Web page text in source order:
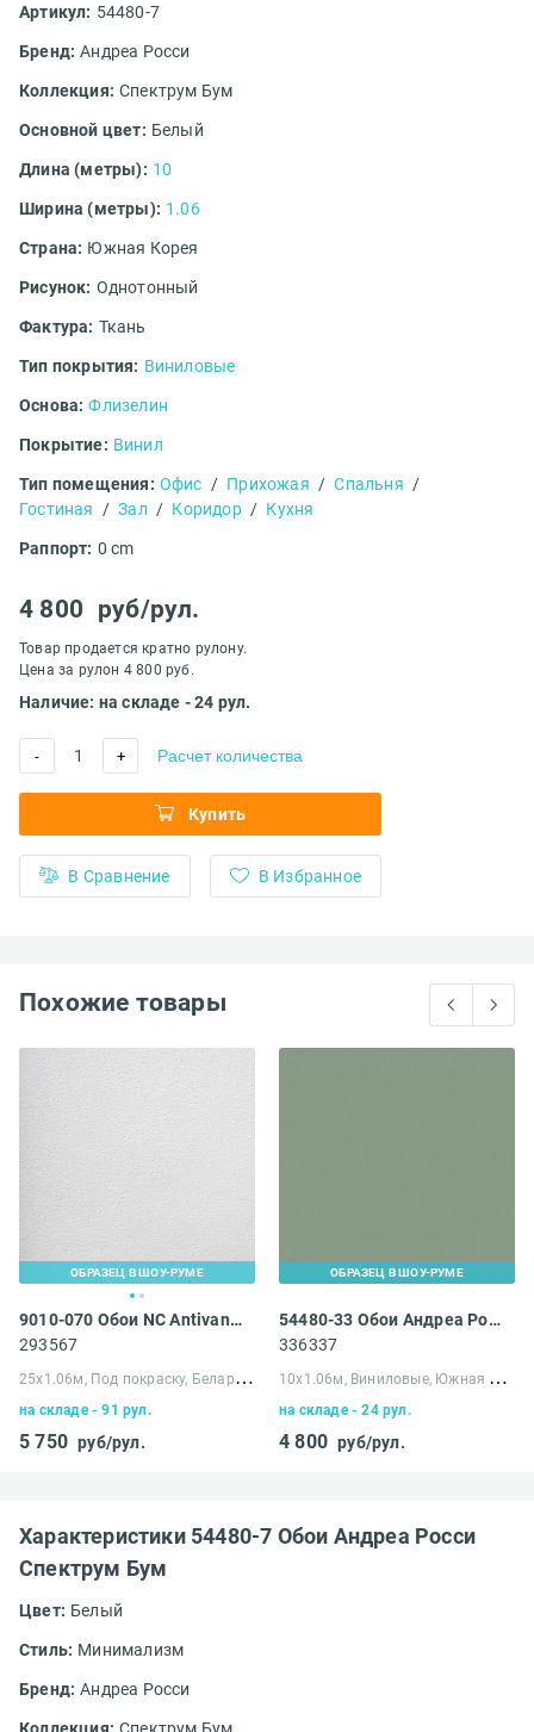
Артикул: 54480-7
Бренд: Андреа Росси
Коллекция: Спектрум Бум
Основной цвет: Белый
Длина (метры): 10
Ширина (метры): 1.06
Страна: Южная Корея
Рисунок: Однотонный
Фактура: Ткань
Тип покрытия: Виниловые
Основа: Флизелин
Покрытие: Винил
Тип помещения: Офис / Прихожая / Спальня /
Гостиная
/ Зал / Коридор / Кухня
Раппорт: 0 cm
4 800 руб/рул.
Товар продается кратно рулону.
Цена за рулон 4 800 руб.
Наличие: на складе - 24 рул.
- 1 + Расчет количества
Купить
В Сравнение В Избранное
Похожие товары
ОБРАЗЕЦ В ШОУ-РУМЕ
9010-070 Обои NC Antivandal Тисненный флизелин
293567
2
5х1.06м, Под покраску, Беларусь
на складе - 91 рул.
5 750 руб/рул.
ОБРАЗЕЦ В ШОУ-РУМЕ
54480-33 Обои Андреа Росси Спектрум Бум
336337
1
0х1.06м, Виниловые, Южная Корея
на складе - 24 рул.
4 800 руб/рул.
Характеристики 54480-7 Обои Андреа Росси
Спектрум Бум
Цвет: Белый
Стиль: Минимализм
Бренд: Андреа Росси